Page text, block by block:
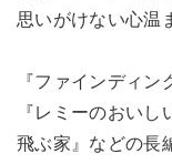
思いがけない心温
『ファインディン
『レミーのおい
飛ぶ家』などの長